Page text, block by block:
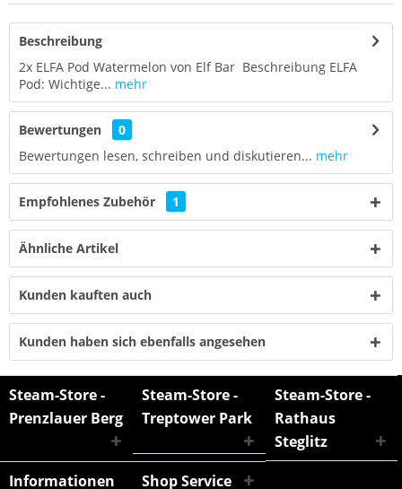
Beschreibung
2x ELFA Pod Watermelon von Elf Bar Beschreibung ELFA
Pod: Wichtige... mehr
Bewertungen
0
Bewertungen lesen, schreiben und diskutieren... mehr
Empfohlenes Zubehör 1
Ähnliche Artikel
Kunden kauften auch
Kunden haben sich ebenfalls angesehen
Steam-Store -
Prenzlauer Berg
Steam-Store -
Treptower Park
Steam-Store -
Rathaus
Steglitz
Informationen
Shop Service